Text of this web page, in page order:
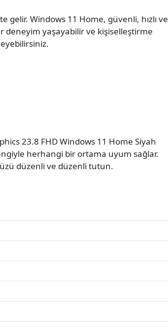
gelir. Windows 11 Home, güvenli, hızlı ve
yaşayabilir ve kişiselleştirme
23.8 FHD Windows 11 Home Siyah
herhangi bir ortama uyum sağlar.
düzenli ve düzenli tutun.